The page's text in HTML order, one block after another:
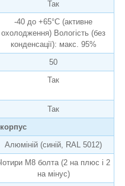
Так
-40 до +65°C (активне
охолодження) Вологість (без
конденсації): макс. 95%
50
Так
Так
Алюміній (синій, RAL 5012)
M8 болта (2 на плюс і 2
на мінус)